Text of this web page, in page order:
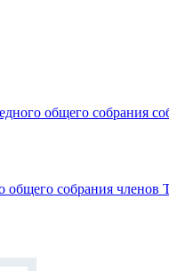
общего собрания
общего собрания